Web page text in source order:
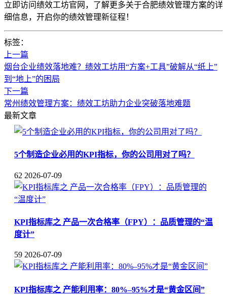
立即访问绩效工坊官网，了解更多关于合肥绩效管理方案的详
细信息，开启你的绩效管理新征程！
标签：
上一篇
烟台企业绩效落地难？绩效工坊用“方案+工具”破解从“纸上”
到“地上”的困局
下一篇
常州绩效管理方案：绩效工坊助力企业突破落地难题
最新文章
5个制造企业必用的KPI指标，你的公司用对了吗？
62 2026-07-09
KPI指标库之 产品一次合格率（FPY）：品质管理的“温
度计”
59 2026-07-09
KPI指标库之 产能利用率：80%–95%才是“黄金区间”